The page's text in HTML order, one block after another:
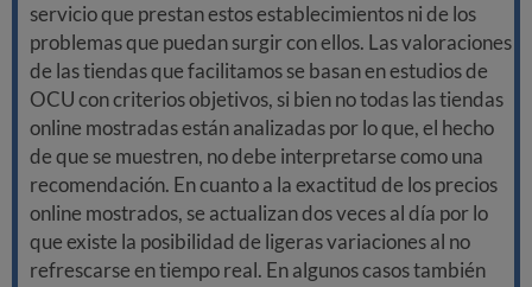
servicio que prestan estos establecimientos ni de los
problemas que puedan surgir con ellos. Las valoraciones
de las tiendas que facilitamos se basan en estudios de
OCU con criterios objetivos, si bien no todas las tiendas
online mostradas están analizadas por lo que, el hecho
de que se muestren, no debe interpretarse como una
recomendación. En cuanto a la exactitud de los precios
online mostrados, se actualizan dos veces al día por lo
que existe la posibilidad de ligeras variaciones al no
refrescarse en tiempo real. En algunos casos también